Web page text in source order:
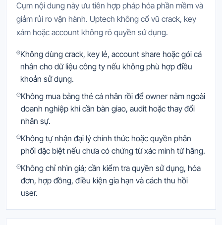
Cụm nội dung này ưu tiên hợp pháp hóa phần mềm và
giảm rủi ro vận hành. Uptech không cổ vũ crack, key
xám hoặc account không rõ quyền sử dụng.
Không dùng crack, key lẻ, account share hoặc gói cá
nhân cho dữ liệu công ty nếu không phù hợp điều
khoản sử dụng.
Không mua bằng thẻ cá nhân rồi để owner nằm ngoài
doanh nghiệp khi cần bàn giao, audit hoặc thay đổi
nhân sự.
Không tự nhận đại lý chính thức hoặc quyền phân
phối đặc biệt nếu chưa có chứng từ xác minh từ hãng.
Không chỉ nhìn giá; cần kiểm tra quyền sử dụng, hóa
đơn, hợp đồng, điều kiện gia hạn và cách thu hồi
user.